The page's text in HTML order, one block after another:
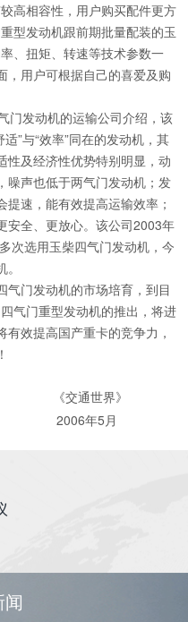
高相容性，用户购买配件更方
型发动机跟前期批量配装的玉
、扭矩、转速等技术参数一
，用户可根据自己的喜爱及购
发动机的运输公司介绍，该
”与“效率”同在的发动机，其
性及经济性优势特别明显，动
噪声也低于两气门发动机；发
速，能有效提高运输效率；
安全、更放心。该公司2003年
次选用玉柴四气门发动机，今
门发动机的市场培育，到目
气门重型发动机的推出，将进
效提高国产重卡的竞争力，
《交通世界》
2006年5月